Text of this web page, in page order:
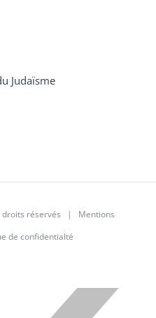
Judaïsme
droits réservés | Mentions
de confidentialté